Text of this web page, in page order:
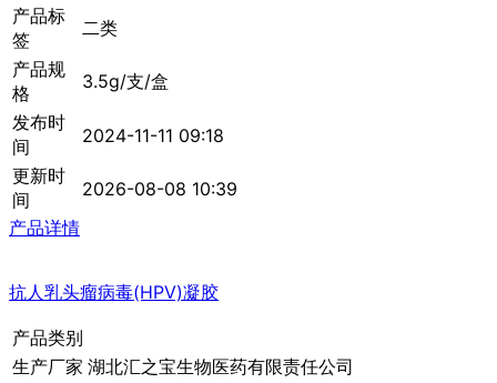
产品标
签
二类
产品规
格
3.5g/支/盒
发布时
间
2024-11-11 09:18
更新时
间
2026-08-08 10:39
产品详情
抗人乳头瘤病毒(HPV)凝胶
产品类别
生产厂家 湖北汇之宝生物医药有限责任公司